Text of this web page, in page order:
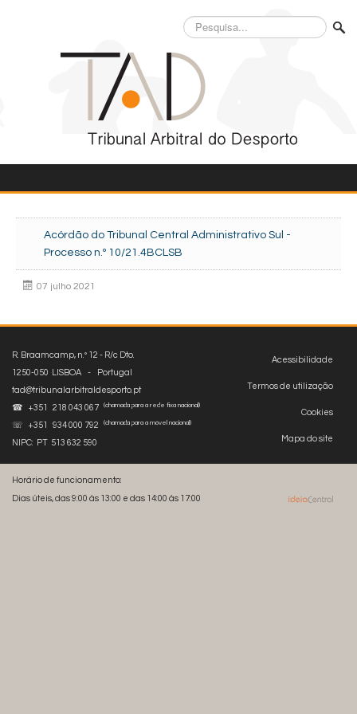
Pesquisa...
Acórdão do Tribunal Central Administrativo Sul -
Processo n.º 10/21.4BCLSB
07 julho 2021
Acessibilidade
Termos de utilização
Cookies
Mapa do site
R. Braamcamp, n.º 12 - R/c Dto.
1250-050 LISBOA - Portugal
tad@tribunalarbitraldesporto.pt
☎ +351 218 043 067
(chamada para a rede fixa nacional)
☏ +351 934 000 792 (chamada para a móvel nacional)
NIPC: PT 513 632 590
Horário de funcionamento:
Dias úteis, das 9:00 às 13:00 e das 14:00 às 17:00